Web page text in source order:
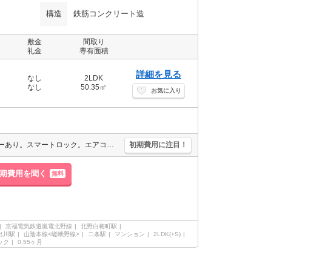
構造 鉄筋コンクリート造
敷金
礼金
間取り
専有面積
なし
なし
2LDK
50.35㎡
詳細を見る
お気に入り
新築。オートロック。宅配ボックスあり。エレベーターあり。スマートロック。エアコン3基付き。鉄筋コンクリート造りのマンションです。TVインターホン付き。浴室乾燥機付。インターネット無料。 初期費用に注目！
費用を聞く 無料
京福電気鉄道嵐電北野線
北野白梅町駅
川駅 山陰本線<嵯峨野線> 二条駅 マンション
2LDK(+S)
ク 0.55ヶ月